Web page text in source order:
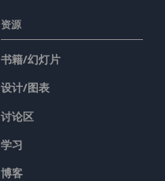
资源
书籍/幻灯片
设计/图表
讨论区
学习
博客